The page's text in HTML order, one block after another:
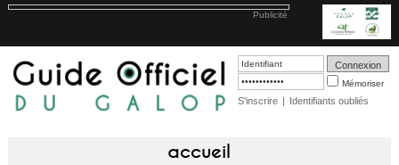
Publicité
Mémoriser
S'inscrire | Identifiants oubliés
accueil